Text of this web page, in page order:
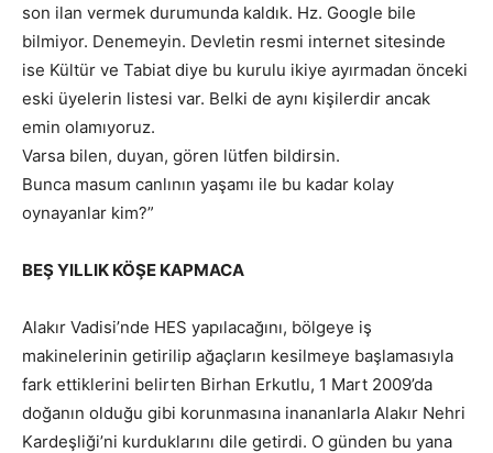
son ilan vermek durumunda kaldık. Hz. Google bile
bilmiyor. Denemeyin. Devletin resmi internet sitesinde
ise Kültür ve Tabiat diye bu kurulu ikiye ayırmadan önceki
eski üyelerin listesi var. Belki de aynı kişilerdir ancak
emin olamıyoruz.
Varsa bilen, duyan, gören lütfen bildirsin.
Bunca masum canlının yaşamı ile bu kadar kolay
oynayanlar kim?”
BEŞ YILLIK KÖŞE KAPMACA
Alakır Vadisi’nde HES yapılacağını, bölgeye iş
makinelerinin getirilip ağaçların kesilmeye başlamasıyla
fark ettiklerini belirten Birhan Erkutlu, 1 Mart 2009’da
doğanın olduğu gibi korunmasına inananlarla Alakır Nehri
Kardeşliği’ni kurduklarını dile getirdi. O günden bu yana